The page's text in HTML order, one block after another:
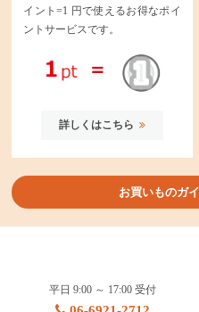
イント=1 円で使えるお得なポイ
ントサービスです。
詳しくはこちら
お買いものガ
平日 9:00 ～ 17:00 受付